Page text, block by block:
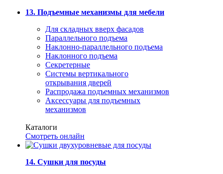
13. Подъемные механизмы для мебели
Для складных вверх фасадов
Параллельного подъема
Наклонно-параллельного подъема
Наклонного подъема
Секретерные
Системы вертикального
открывания дверей
Распродажа подъемных механизмов
Аксессуары для подъемных
механизмов
Каталоги
Смотреть онлайн
14. Сушки для посуды